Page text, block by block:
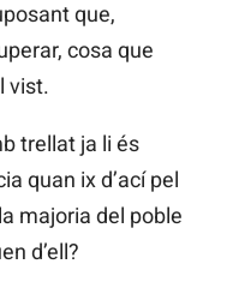
que,
cosa que
vist.
trellat ja li és
quan ix d’ací pel
majoria del poble
d’ell?